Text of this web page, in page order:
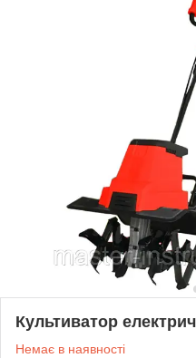
Культиватор
Немає в наявності